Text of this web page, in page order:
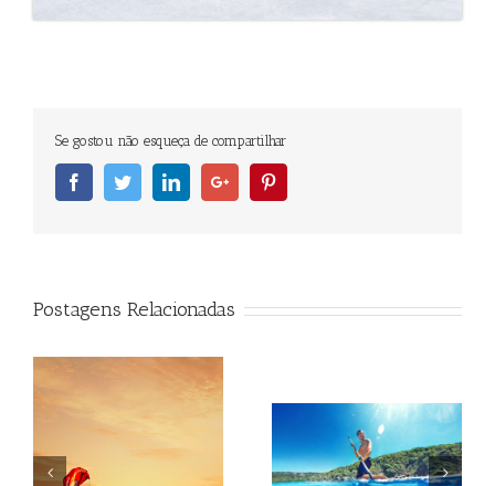
Se gostou não esqueça de compartilhar
FacebookTwitterLinkedinGoogleplus
Postagens Relacionadas